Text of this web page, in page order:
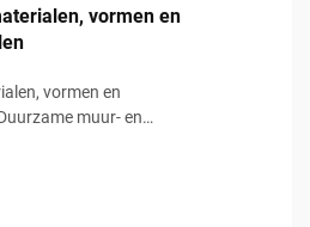
vormen en
vormen en
muur- en
voertuigen, karren, heftrucks,